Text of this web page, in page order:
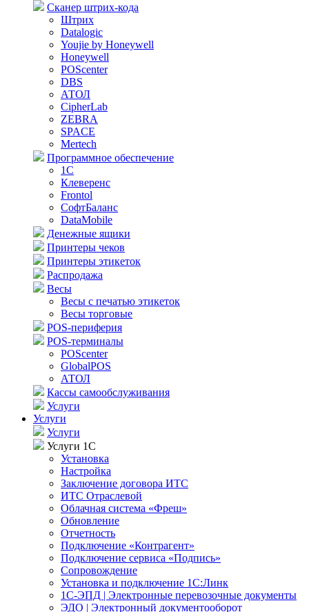
Сканер штрих-кода
Штрих
Datalogic
Youjie by Honeywell
Honeywell
POScenter
DBS
АТОЛ
CipherLab
ZEBRA
SPACE
Mertech
Программное обеспечение
1С
Клеверенс
Frontol
СофтБаланс
DataMobile
Денежные ящики
Принтеры чеков
Принтеры этикеток
Распродажа
Весы
Весы с печатью этикеток
Весы торговые
POS-периферия
POS-терминалы
POScenter
GlobalPOS
АТОЛ
Кассы самообслуживания
Услуги
Услуги
Услуги
Услуги 1С
Установка
Настройка
Заключение договора ИТС
ИТС Отраслевой
Облачная система «Фреш»
Обновление
Отчетность
Подключение «Контрагент»
Подключение сервиса «Подпись»
Сопровождение
Установка и подключение 1С:Линк
1С-ЭПД | Электронные перевозочные документы
ЭДО | Электронный документооборот